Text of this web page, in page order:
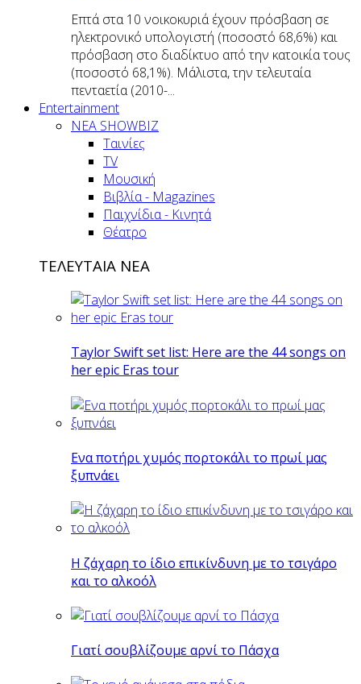
Επτά στα 10 νοικοκυριά έχουν πρόσβαση σε
ηλεκτρονικό υπολογιστή (ποσοστό 68,6%) και
πρόσβαση στο διαδίκτυο από την κατοικία τους
(ποσοστό 68,1%). Μάλιστα, την τελευταία
πενταετία (2010-...
Entertainment
ΝΕΑ SHOWBIZ
Ταινίες
TV
Μουσική
Βιβλία - Magazines
Παιχνίδια - Κινητά
Θέατρο
ΤΕΛΕΥΤΑΙΑ ΝΕΑ
Taylor Swift set list: Here are the 44 songs on
her epic Eras tour
Eνα ποτήρι χυμός πορτοκάλι το πρωί μας
ξυπνάει
Η ζάχαρη το ίδιο επικίνδυνη με το τσιγάρο
και το αλκοόλ
Γιατί σουβλίζουμε αρνί το Πάσχα